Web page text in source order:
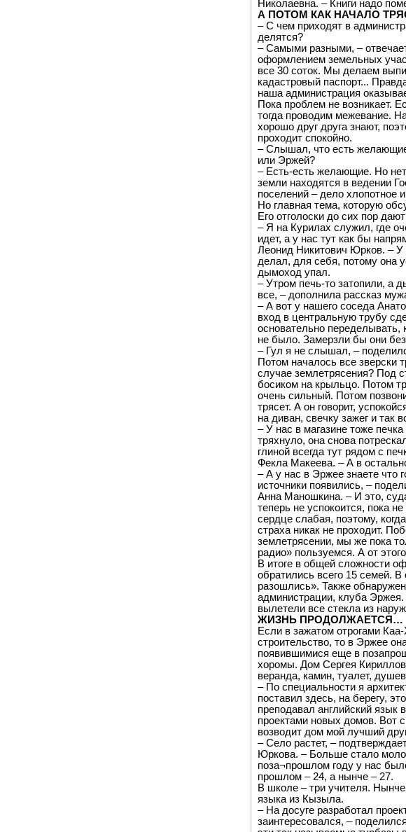
Николаевна. – Книги надо
А ПОТОМ КАК НАЧАЛО
– С чем приходят в
делятся?
– Самыми разными, –
оформлением земельных
все 30 соток. Мы делаем
кадастровый паспорт...
наша администрация
Пока проблем не возникает.
тогда проводим межевание.
хорошо друг друга знают,
проходит спокойно.
– Слышал, что есть желающие
или Эржей?
– Есть-есть желающие. Но
земли находятся в ведении
поселений – дело хлопотное
Но главная тема, которую
Его отголоски до сих пор
– Я на Курилах служил, где
идет, а у нас тут как бы
Леонид Никитович Юрков. – У
делал, для себя, потому она
дымоход упал.
– Утром печь-то затопили, а
все, – дополнила рассказ
– А вот у нашего соседа
вход в центральную трубу
основательно переделывать,
не было. Замерзли бы они
– Гул я не слышал, –
Потом началось все зверски
случае землетрясения? Под
босиком на крыльцо. Потом
очень сильный. Потом
трясет. А он говорит,
на диван, свечку зажег и так
– У нас в магазине тоже
тряхнуло, она снова
глиной всегда тут рядом с
Фекла Макеева. – А в
– А у нас в Эржее знаете что
источники появились, –
Анна Маношкина. – И это,
теперь не успокоится, пока
сердце слабая, поэтому,
страха никак не проходит.
землетрясении, мы же пока
радио» пользуемся. А от
В итоге в общей сложности
обратились всего 15 семей.
разошлись». Также
администрации, клуба
вылетели все стекла из
ЖИЗНЬ ПРОДОЛЖАЕТСЯ…
Если в зажатом отрогами
строительство, то в Эржее
появившимися еще в
хоромы. Дом Сергея
веранда, камин, туалет,
– По специальности я
поставил здесь, на берегу,
преподавал английский язык
проектами новых домов. Вот
возводит дом мой лучший
– Село растет, –
Юркова. – Больше стало
поза¬прошлом году у нас
прошлом – 24, а нынче – 27.
В школе – три учителя. Нынче
языка из Кызыла.
– На досуге разработал
заинтересовался, –